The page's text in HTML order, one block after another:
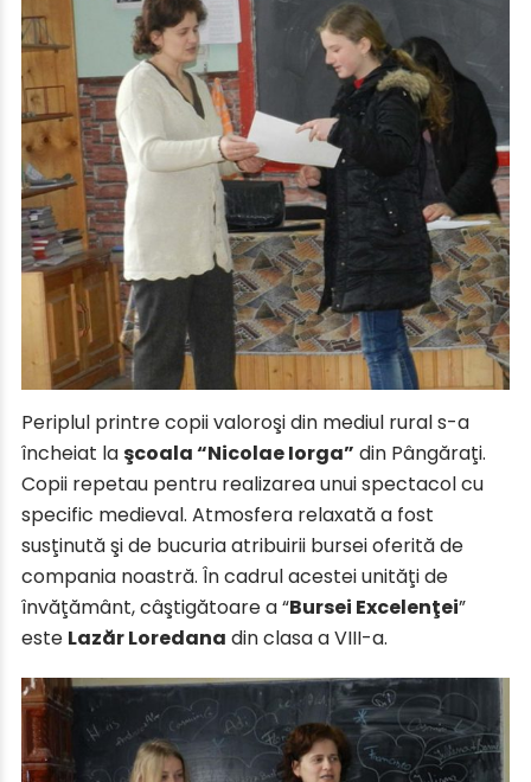
Periplul printre copii valoroşi din mediul rural s-a
încheiat la şcoala “Nicolae Iorga” din Pângăraţi.
Copii repetau pentru realizarea unui spectacol cu
specific medieval. Atmosfera relaxată a fost
susţinută şi de bucuria atribuirii bursei oferită de
compania noastră. În cadrul acestei unităţi de
învăţământ, câştigătoare a “Bursei Excelenţei”
este Lazăr Loredana din clasa a VIII-a.